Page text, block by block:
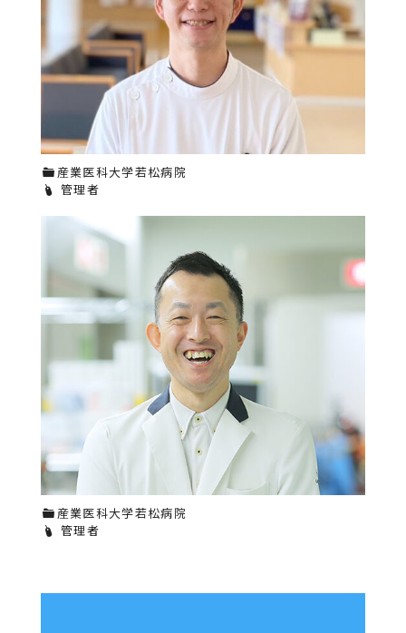
産業医科大学若松病院
管理者
産業医科大学若松病院
管理者